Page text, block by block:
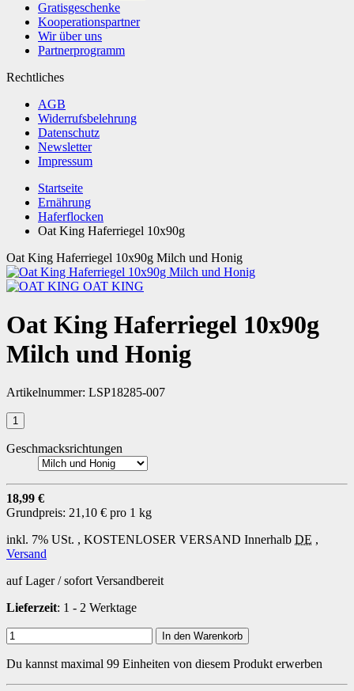
Gratisgeschenke
Kooperationspartner
Wir über uns
Partnerprogramm
Rechtliches
AGB
Widerrufsbelehrung
Datenschutz
Newsletter
Impressum
Startseite
Ernährung
Haferflocken
Oat King Haferriegel 10x90g
Oat King Haferriegel 10x90g Milch und Honig
OAT KING
Oat King Haferriegel 10x90g
Milch und Honig
Artikelnummer: LSP18285-007
Geschmacksrichtungen
18,99 €
Grundpreis: 21,10 € pro 1 kg
inkl. 7% USt. , KOSTENLOSER VERSAND Innerhalb DE ,
Versand
auf Lager / sofort Versandbereit
Lieferzeit: 1 - 2 Werktage
In den Warenkorb
Du kannst maximal 99 Einheiten von diesem Produkt erwerben